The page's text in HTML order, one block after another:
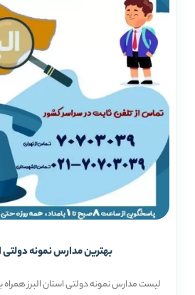
بهترین مدارس نمونه دولتی
لیست مدارس نمونه دولتی استان البرز